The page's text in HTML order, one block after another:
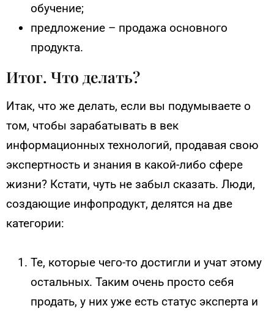
обучение;
предложение – продажа основного
продукта.
Итог. Что делать?
Итак, что же делать, если вы подумываете о
том, чтобы зарабатывать в век
информационных технологий, продавая свою
экспертность и знания в какой-либо сфере
жизни? Кстати, чуть не забыл сказать. Люди,
создающие инфопродукт, делятся на две
категории:
Те, которые чего-то достигли и учат этому
остальных. Таким очень просто себя
продать, у них уже есть статус эксперта и